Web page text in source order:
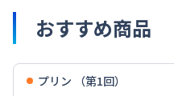
おすすめ商品
プリン （第1回）